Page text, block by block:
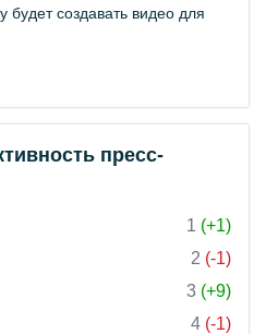
будет создавать видео для
пресс-
1 (+1)
2 (-1)
3 (+9)
4 (-1)